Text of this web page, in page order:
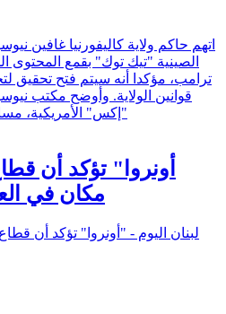
اتهم حاكم ولاية كاليفورنيا غافين
الصينية "تيك توك" بقمع المحتوى
ترامب، مؤكدا أنه سيتم فتح تحقيق
قوانين الولاية. وأوضح مكتب
"إكس" الأمريكية،
مكان في